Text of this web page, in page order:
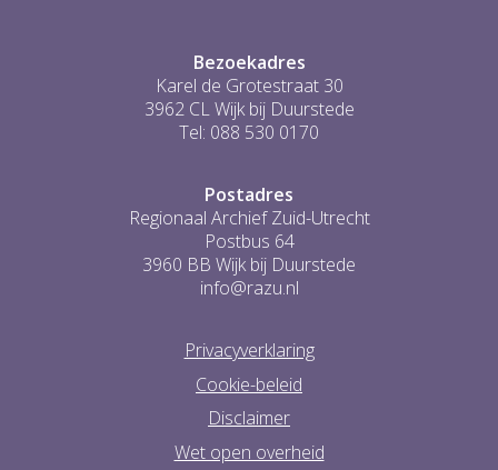
Bezoekadres
Karel de Grotestraat 30
3962 CL Wijk bij Duurstede
Tel: 088 530 0170
Postadres
Regionaal Archief Zuid-Utrecht
Postbus 64
3960 BB Wijk bij Duurstede
info@razu.nl
Privacyverklaring
Cookie-beleid
Disclaimer
Wet open overheid